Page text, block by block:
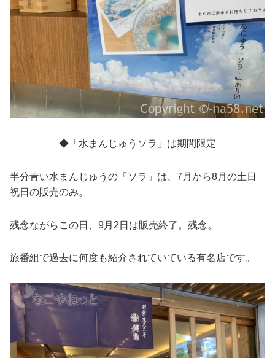
◆「水まんじゅうソラ」は期間限定
半分青い水まんじゅうの「ソラ」は、7月から8月の土日
祝日の販売のみ。
残念ながらこの日、9月2日は販売終了。残念。
旅番組で過去に何度も紹介されていている有名店です。